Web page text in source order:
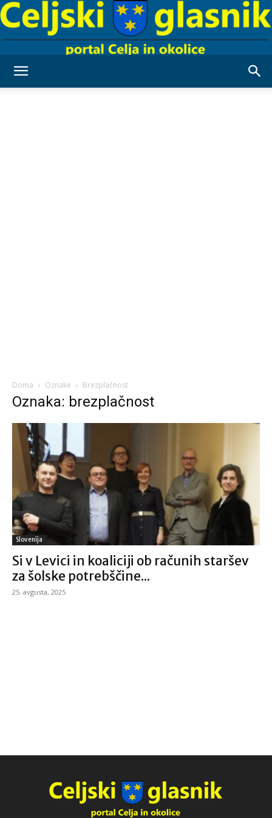
Doma Oznake Brezplačnost
Oznaka: brezplačnost
Slovenija
Si v Levici in koaliciji ob računih staršev
za šolske potrebščine...
25. avgusta, 2025